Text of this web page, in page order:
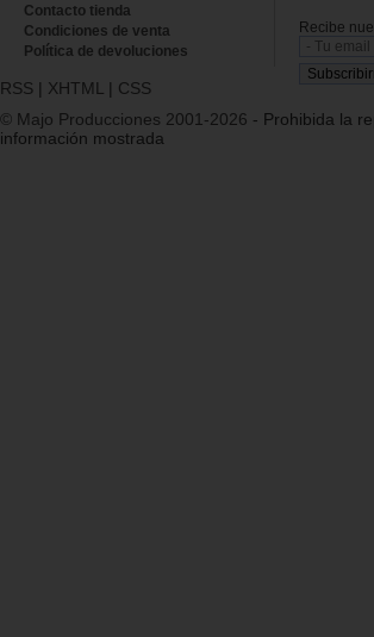
Contacto tienda
Condiciones de venta
Política de devoluciones
Recibe
RSS | XHTML | CSS
© Majo Producciones 2001-2026 - Prohibida la
información mostrada